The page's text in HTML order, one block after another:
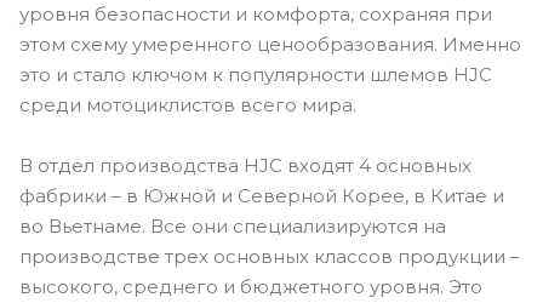
уровня безопасности и комфорта, сохраняя при
этом схему умеренного ценообразования. Именно
это и стало ключом к популярности шлемов HJC
среди мотоциклистов всего мира.
В отдел производства HJC входят 4 основных
фабрики – в Южной и Северной Корее, в Китае и
во Вьетнаме. Все они специализируются на
производстве трех основных классов продукции –
высокого, среднего и бюджетного уровня. Это